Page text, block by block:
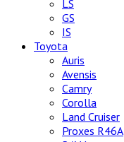
LS
GS
IS
Toyota
Auris
Avensis
Camry
Corolla
Land Cruiser
Proxes R46A